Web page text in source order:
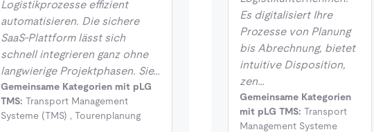
Logistikprozesse effizient
automatisieren. Die sichere
SaaS-Plattform lässt sich
schnell integrieren ganz ohne
langwierige Projektphasen. Sie…
Gemeinsame Kategorien mit pLG
TMS: Transport Management
Systeme (TMS) , Tourenplanung
Es digitalisiert Ihre
Prozesse von Planung
bis Abrechnung, bietet
intuitive Disposition,
zen…
Gemeinsame Kategorien
mit pLG TMS: Transport
Management Systeme